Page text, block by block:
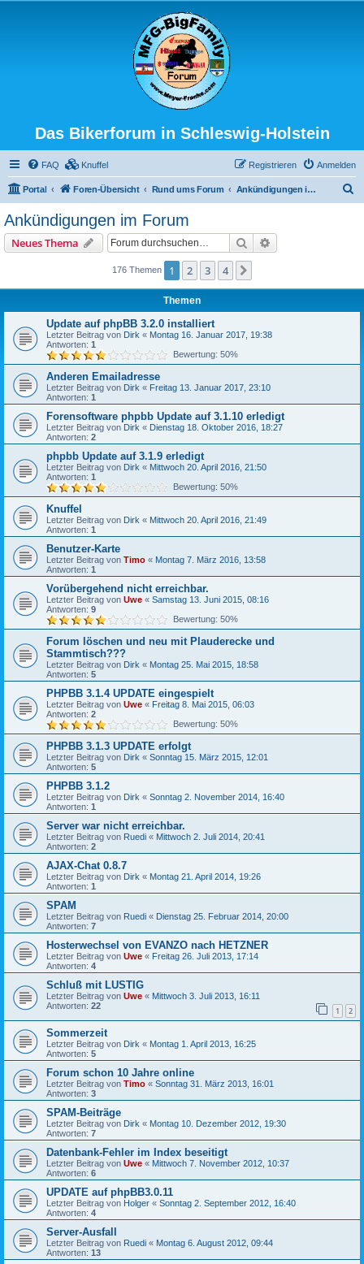
Das Bikerforum in Schleswig-Holstein
FAQ Knuffel Anmelden
Registrieren
Portal Foren-Übersicht Rund ums Forum Ankündigungen im Forum
Ankündigungen im Forum
Neues Thema Suche
176 Themen 1 2 3 4
Themen
Update auf phpBB 3.2.0 installiert
Letzter Beitrag von Dirk « Montag 16. Januar 2017, 19:38
Antworten: 1
Bewertung: 50%
Anderen Emailadresse
Letzter Beitrag von Dirk « Freitag 13. Januar 2017, 23:10
Antworten: 1
Forensoftware phpbb Update auf 3.1.10 erledigt
Letzter Beitrag von Dirk « Dienstag 18. Oktober 2016, 18:27
Antworten: 2
phpbb Update auf 3.1.9 erledigt
Letzter Beitrag von Dirk « Mittwoch 20. April 2016, 21:50
Antworten: 1
Bewertung: 50%
Knuffel
Letzter Beitrag von Dirk « Mittwoch 20. April 2016, 21:49
Antworten: 1
Benutzer-Karte
Letzter Beitrag von Timo « Montag 7. März 2016, 13:58
Antworten: 1
Vorübergehend nicht erreichbar.
Letzter Beitrag von Uwe « Samstag 13. Juni 2015, 08:16
Antworten: 9
Bewertung: 50%
Forum löschen und neu mit Plauderecke und
Stammtisch???
Letzter Beitrag von Dirk « Montag 25. Mai 2015, 18:58
Antworten: 5
PHPBB 3.1.4 UPDATE eingespielt
Letzter Beitrag von Uwe « Freitag 8. Mai 2015, 06:03
Antworten: 2
Bewertung: 50%
PHPBB 3.1.3 UPDATE erfolgt
Letzter Beitrag von Dirk « Sonntag 15. März 2015, 12:01
Antworten: 5
PHPBB 3.1.2
Letzter Beitrag von Dirk « Sonntag 2. November 2014, 16:40
Antworten: 1
Server war nicht erreichbar.
Letzter Beitrag von Ruedi « Mittwoch 2. Juli 2014, 20:41
Antworten: 2
AJAX-Chat 0.8.7
Letzter Beitrag von Dirk « Montag 21. April 2014, 19:26
Antworten: 1
SPAM
Letzter Beitrag von Ruedi « Dienstag 25. Februar 2014, 20:00
Antworten: 7
Hosterwechsel von EVANZO nach HETZNER
Letzter Beitrag von Uwe « Freitag 26. Juli 2013, 17:14
Antworten: 4
Schluß mit LUSTIG
Letzter Beitrag von Uwe « Mittwoch 3. Juli 2013, 16:11
Antworten: 22 1 2
Sommerzeit
Letzter Beitrag von Dirk « Montag 1. April 2013, 16:25
Antworten: 5
Forum schon 10 Jahre online
Letzter Beitrag von Timo « Sonntag 31. März 2013, 16:01
Antworten: 3
SPAM-Beiträge
Letzter Beitrag von Dirk « Montag 10. Dezember 2012, 19:30
Antworten: 7
Datenbank-Fehler im Index beseitigt
Letzter Beitrag von Uwe « Mittwoch 7. November 2012, 10:37
Antworten: 6
UPDATE auf phpBB3.0.11
Letzter Beitrag von Holger « Sonntag 2. September 2012, 16:40
Antworten: 4
Server-Ausfall
Letzter Beitrag von Ruedi « Montag 6. August 2012, 09:44
Antworten: 13